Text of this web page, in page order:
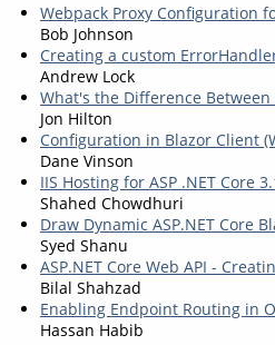
Webpack Proxy Configuration
Bob Johnson
Creating a custom
Andrew Lock
What's the Difference Between
Jon Hilton
Configuration in Blazor Client
Dane Vinson
IIS Hosting for ASP .NET Core
Shahed Chowdhuri
Draw Dynamic ASP.NET Core
Syed Shanu
ASP.NET Core Web API -
Bilal Shahzad
Enabling Endpoint Routing in
Hassan Habib